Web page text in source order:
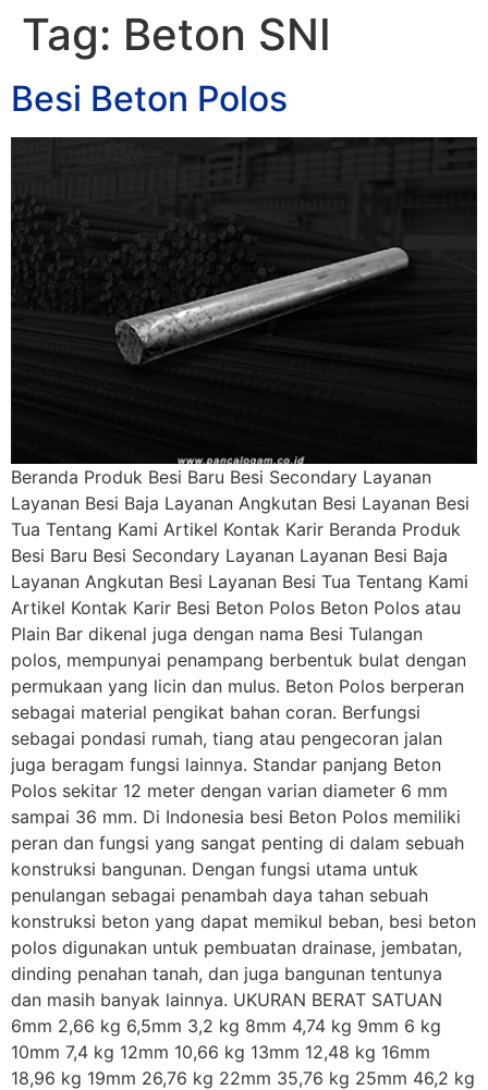
Tag: Beton SNI
Besi Beton Polos
Beranda Produk Besi Baru Besi Secondary Layanan
Layanan Besi Baja Layanan Angkutan Besi Layanan Besi
Tua Tentang Kami Artikel Kontak Karir Beranda Produk
Besi Baru Besi Secondary Layanan Layanan Besi Baja
Layanan Angkutan Besi Layanan Besi Tua Tentang Kami
Artikel Kontak Karir Besi Beton Polos Beton Polos atau
Plain Bar dikenal juga dengan nama Besi Tulangan
polos, mempunyai penampang berbentuk bulat dengan
permukaan yang licin dan mulus. Beton Polos berperan
sebagai material pengikat bahan coran. Berfungsi
sebagai pondasi rumah, tiang atau pengecoran jalan
juga beragam fungsi lainnya. Standar panjang Beton
Polos sekitar 12 meter dengan varian diameter 6 mm
sampai 36 mm. Di Indonesia besi Beton Polos memiliki
peran dan fungsi yang sangat penting di dalam sebuah
konstruksi bangunan. Dengan fungsi utama untuk
penulangan sebagai penambah daya tahan sebuah
konstruksi beton yang dapat memikul beban, besi beton
polos digunakan untuk pembuatan drainase, jembatan,
dinding penahan tanah, dan juga bangunan tentunya
dan masih banyak lainnya. UKURAN BERAT SATUAN
6mm 2,66 kg 6,5mm 3,2 kg 8mm 4,74 kg 9mm 6 kg
10mm 7,4 kg 12mm 10,66 kg 13mm 12,48 kg 16mm
18,96 kg 19mm 26,76 kg 22mm 35,76 kg 25mm 46,2 kg